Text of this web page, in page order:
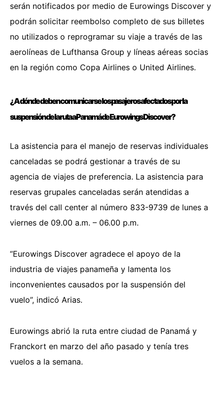
serán notificados por medio de Eurowings Discover y
podrán solicitar reembolso completo de sus billetes
no utilizados o reprogramar su viaje a través de las
aerolíneas de Lufthansa Group y líneas aéreas socias
en la región como Copa Airlines o United Airlines.
¿A dónde deben comunicarse los pasajeros afectados por la
suspensión de la ruta a Panamá de Eurowings Discover?
La asistencia para el manejo de reservas individuales
canceladas se podrá gestionar a través de su
agencia de viajes de preferencia. La asistencia para
reservas grupales canceladas serán atendidas a
través del call center al número 833-9739 de lunes a
viernes de 09.00 a.m. – 06.00 p.m.
“Eurowings Discover agradece el apoyo de la
industria de viajes panameña y lamenta los
inconvenientes causados por la suspensión del
vuelo”, indicó Arias.
Eurowings abrió la ruta entre ciudad de Panamá y
Franckort en marzo del año pasado y tenía tres
vuelos a la semana.